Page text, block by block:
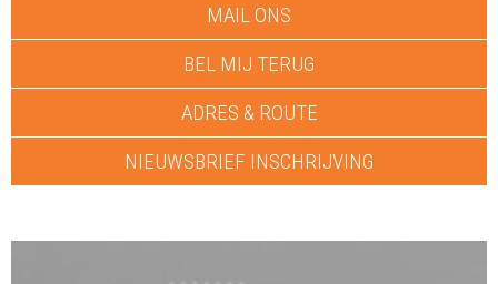
MAIL ONS
BEL MIJ TERUG
ADRES & ROUTE
NIEUWSBRIEF INSCHRIJVING